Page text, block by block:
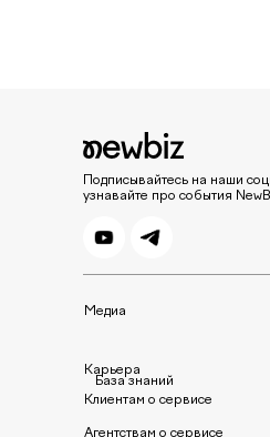
Подписывайтесь на наши
узнавайте про события
Медиа
Карьера
База знаний
Клиентам о сервисе
Агентствам о сервисе